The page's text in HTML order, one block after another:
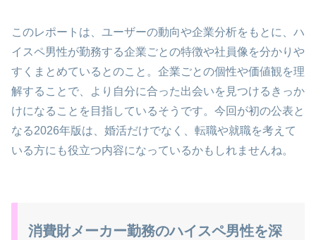
このレポートは、ユーザーの動向や企業分析をもとに、ハ
イスペ男性が勤務する企業ごとの特徴や社員像を分かりや
すくまとめているとのこと。企業ごとの個性や価値観を理
解することで、より自分に合った出会いを見つけるきっか
けになることを目指しているそうです。今回が初の公表と
なる2026年版は、婚活だけでなく、転職や就職を考えて
いる方にも役立つ内容になっているかもしれませんね。
消費財メーカー勤務のハイスペ男性を深